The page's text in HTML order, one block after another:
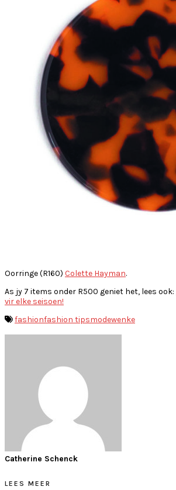
Oorringe (R160) Colette Hayman.
As jy 7 items onder R500 geniet het, lees ook:
vir elke seisoen!
fashionfashion tipsmodewenke
Catherine Schenck
LEES MEER